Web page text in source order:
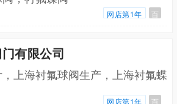
网店第1年 百
有限公司
，上海衬氟球阀生产，上海衬氟蝶
网店第1年 百